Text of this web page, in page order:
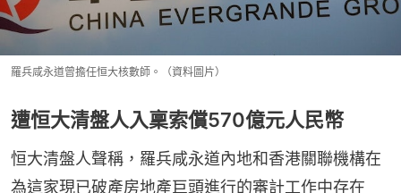
羅兵咸永道曾擔任恒大核數師。（資料圖片）
遭恒大清盤人入稟索償570億元人民幣
恒大清盤人聲稱，羅兵咸永道內地和香港關聯機構在
為這家現已破產房地產巨頭進行的審計工作中存在